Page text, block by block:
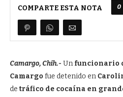
COMPARTE ESTA NOTA 0
Camargo, Chih.- Un funcionario
Camargo fue detenido en
de tráfico de cocaína en